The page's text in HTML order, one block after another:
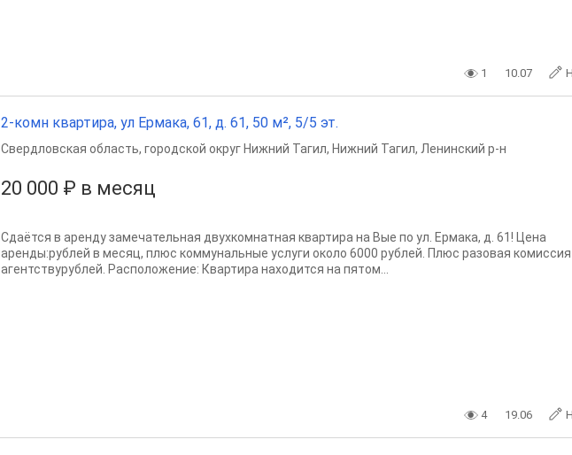
1 10.07
2-комн квартира, ул Ермака, 61, д. 61, 50 м², 5/5 эт.
20 000 ₽ в месяц
Свердловская область, городской округ Нижний Тагил, Нижний Тагил, Ленинский р-н
Сдаётся в аренду замечательная двухкомнатная квартира на Вые по ул. Ермака, д. 61! Цена
аренды:рублей в месяц, плюс коммунальные услуги около 6000 рублей. Плюс разовая комиссия
агентствурублей. Расположение: Квартира находится на пятом...
4 19.06